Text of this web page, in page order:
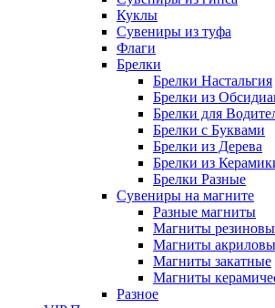
Куклы
Сувениры из туфа
Флаги
Брелки
Брелки Настальгия
Брелки из
Брелки для
Брелки с Буквами
Брелки из Дерева
Брелки из
Брелки Разные
Сувениры на магните
Разные магниты
Магниты
Магниты
Магниты закатные
Магниты
Разное